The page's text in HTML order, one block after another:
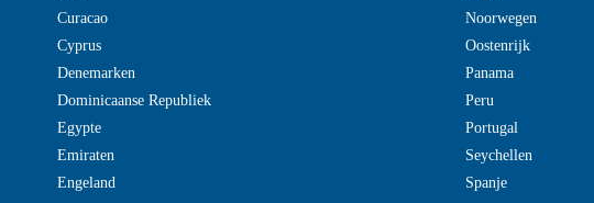
Curacao
Cyprus
Denemarken
Dominicaanse Republiek
Egypte
Emiraten
Engeland
Noorwegen
Oostenrijk
Panama
Peru
Portugal
Seychellen
Spanje